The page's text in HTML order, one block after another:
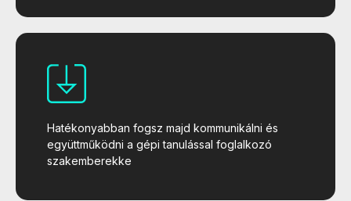
Hatékonyabban fogsz majd kommunikálni és
együttműködni a gépi tanulással foglalkozó
szakemberekke